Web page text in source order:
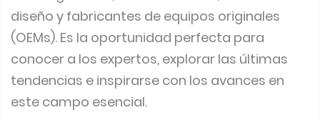
diseño y fabricantes de equipos originales
(OEMs). Es la oportunidad perfecta para
conocer a los expertos, explorar las últimas
tendencias e inspirarse con los avances en
este campo esencial.